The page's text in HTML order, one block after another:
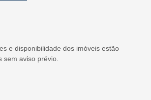
e disponibilidade dos imóveis estão
sem aviso prévio.